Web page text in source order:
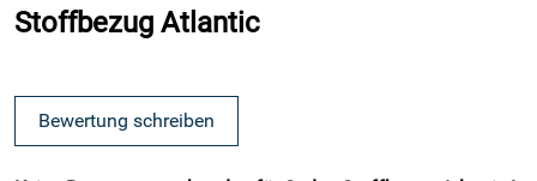
Stoffbezug Atlantic
Bewertung schreiben